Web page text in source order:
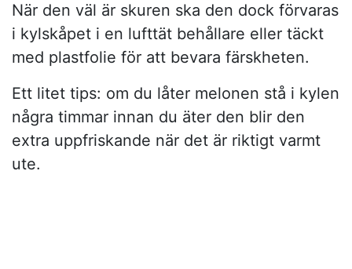
När den väl är skuren ska den dock förvaras
i kylskåpet i en lufttät behållare eller täckt
med plastfolie för att bevara färskheten.
Ett litet tips: om du låter melonen stå i kylen
några timmar innan du äter den blir den
extra uppfriskande när det är riktigt varmt
ute.